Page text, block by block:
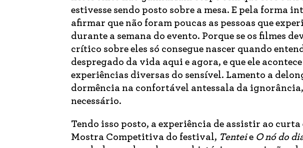
estivesse sendo posto sobre a mesa. E pela forma
afirmar que não foram poucas as pessoas que
durante a semana do evento. Porque se os filmes
crítico sobre eles só consegue nascer quando
despregado da vida aqui e agora, e que ele
experiências diversas do sensível. Lamento a
dormência na confortável antessala da
necessário.
Tendo isso posto, a experiência de assistir ao
Mostra Competitiva do festival, Tenteie O nó do